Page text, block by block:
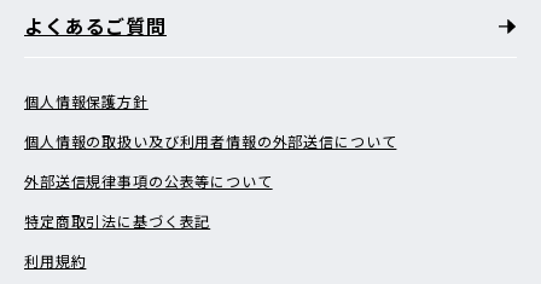
よくあるご質問
個人情報保護方針
個人情報の取扱い及び利用者情報の外部送信について
外部送信規律事項の公表等について
特定商取引法に基づく表記
利用規約